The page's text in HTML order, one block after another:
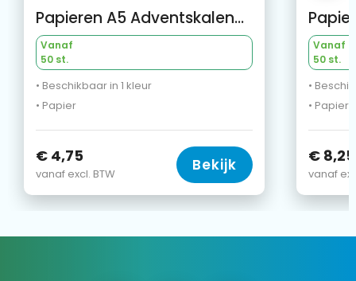
Papieren A5 Adventskalender
Vanaf
50 st.
• Beschikbaar in 1 kleur
• Papier
€ 4,75
vanaf excl. BTW Bekijk
Vanaf
50 st.
•
• Papier
€ 8,25
vanaf